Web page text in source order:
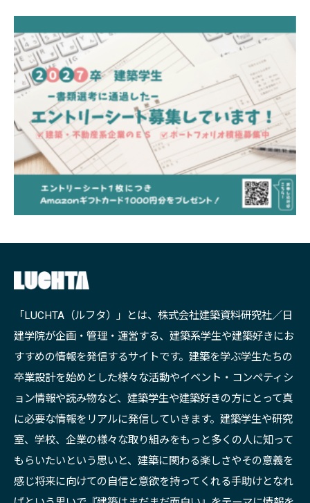
「LUCHTA（ルフタ）」とは、株式会社建築資料研究社／日
建学院が企画・管理・運営する、建築系学生や建築好きにお
すすめの情報を発信するサイトです。建築を学ぶ学生たちの
卒業設計を始めとした様々な活動やイベント・コンペティシ
ョン情報や読み物など、建築学生や建築好きの方にとって真
に必要な情報をリアルに発信していきます。建築学生や研究
室、学校、企業の様々な取り組みをもっと多くの人に知って
もらいたいという思いと、建築に関わる楽しさやその意義を
感じ将来に向けての自信と意欲を持ってくれる手助けとなれ